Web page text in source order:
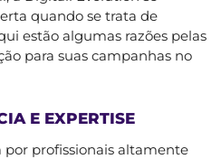
quando se trata de
estão algumas razões pelas
para suas campanhas no
E EXPERTISE
por profissionais altamente